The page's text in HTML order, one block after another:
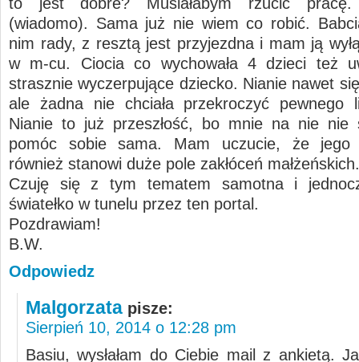
(wiadomo). Sama już nie wiem co robić.
nim rady, z resztą jest przyjezdna i mam ją
w m-cu. Ciocia co wychowała 4 dzieci też
strasznie wyczerpujące dziecko. Nianie nawet
ale żadna nie chciała przekroczyć pewnego
Nianie to już przeszłość, bo mnie na nie nie
pomóc sobie sama. Mam uczucie, że jego
również stanowi duże pole zakłóceń małżeńskich.
Czuję się z tym tematem samotna i
światełko w tunelu przez ten portal.
Pozdrawiam!
B.W.
Odpowiedz
Malgorzata pisze:
Sierpień 10, 2014 o 12:28 pm
Basiu, wysłałam do Ciebie mail z ankietą.